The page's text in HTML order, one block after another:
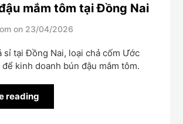
mắm tôm tại Đồng Nai
on 23/04/2026
sỉ tại Đồng Nai, loại chả cốm Ước
để kinh doanh bún đậu mắm tôm.
reading